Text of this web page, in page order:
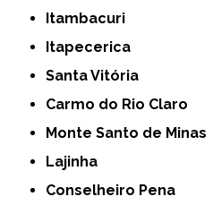
Itambacuri
Itapecerica
Santa Vitória
Carmo do Rio Claro
Monte Santo de Minas
Lajinha
Conselheiro Pena